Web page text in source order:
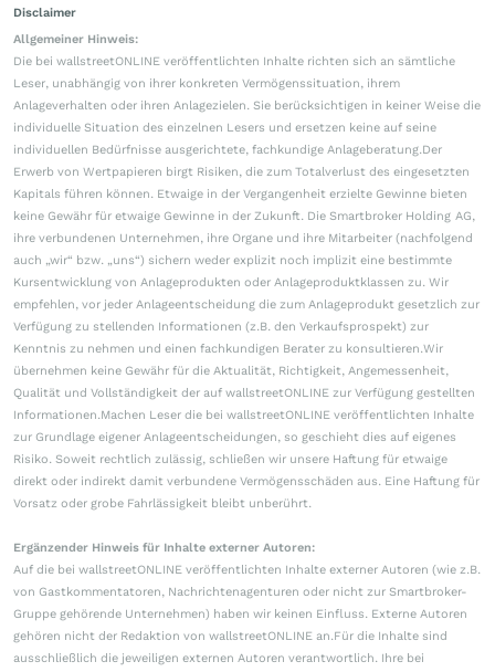
Disclaimer
Allgemeiner Hinweis:
Die bei wallstreetONLINE veröffentlichten Inhalte richten sich an sämtliche
Leser, unabhängig von ihrer konkreten Vermögenssituation, ihrem
Anlageverhalten oder ihren Anlagezielen. Sie berücksichtigen in keiner Weise die
individuelle Situation des einzelnen Lesers und ersetzen keine auf seine
individuellen Bedürfnisse ausgerichtete, fachkundige Anlageberatung.Der
Erwerb von Wertpapieren birgt Risiken, die zum Totalverlust des eingesetzten
Kapitals führen können. Etwaige in der Vergangenheit erzielte Gewinne bieten
keine Gewähr für etwaige Gewinne in der Zukunft. Die Smartbroker Holding AG,
ihre verbundenen Unternehmen, ihre Organe und ihre Mitarbeiter (nachfolgend
auch „wir“ bzw. „uns“) sichern weder explizit noch implizit eine bestimmte
Kursentwicklung von Anlageprodukten oder Anlageproduktklassen zu. Wir
empfehlen, vor jeder Anlageentscheidung die zum Anlageprodukt gesetzlich zur
Verfügung zu stellenden Informationen (z.B. den Verkaufsprospekt) zur
Kenntnis zu nehmen und einen fachkundigen Berater zu konsultieren.Wir
übernehmen keine Gewähr für die Aktualität, Richtigkeit, Angemessenheit,
Qualität und Vollständigkeit der auf wallstreetONLINE zur Verfügung gestellten
Informationen.Machen Leser die bei wallstreetONLINE veröffentlichten Inhalte
zur Grundlage eigener Anlageentscheidungen, so geschieht dies auf eigenes
Risiko. Soweit rechtlich zulässig, schließen wir unsere Haftung für etwaige
direkt oder indirekt damit verbundene Vermögensschäden aus. Eine Haftung für
Vorsatz oder grobe Fahrlässigkeit bleibt unberührt.
Ergänzender Hinweis für Inhalte externer Autoren:
Auf die bei wallstreetONLINE veröffentlichten Inhalte externer Autoren (wie z.B.
von Gastkommentatoren, Nachrichtenagenturen oder nicht zur Smartbroker-
Gruppe gehörende Unternehmen) haben wir keinen Einfluss. Externe Autoren
gehören nicht der Redaktion von wallstreetONLINE an.Für die Inhalte sind
ausschließlich die jeweiligen externen Autoren verantwortlich. Ihre bei